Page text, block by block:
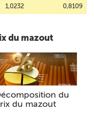
1,0232 0,8109
du mazout
du
du mazout